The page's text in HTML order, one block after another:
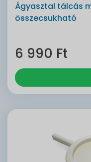
Ágyasztal tálcás
összecsukható
6 990 Ft